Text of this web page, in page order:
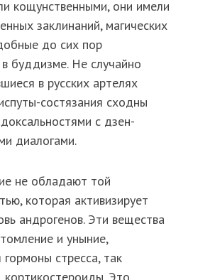
кощунственными, они имели
заклинаний, магических
до сих пор
буддизме. Не случайно
в русских артелях
состязания сходны
с дзен-
диалогами.
не обладают той
которая активизирует
андрогенов. Эти вещества
и уныние,
гормоны стресса, так
кортикостероиды. Это